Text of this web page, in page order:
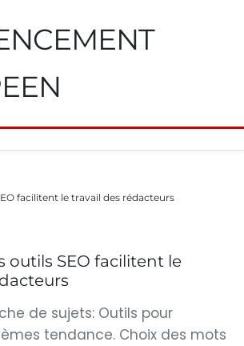
facilitent le travail des rédacteurs
outils SEO facilitent le
de sujets: Outils pour
tendance. Choix des mots